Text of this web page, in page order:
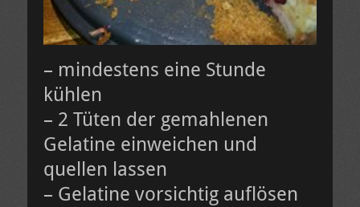
– mindestens eine Stunde
kühlen
– 2 Tüten der gemahlenen
Gelatine einweichen und
quellen lassen
– Gelatine vorsichtig auflösen